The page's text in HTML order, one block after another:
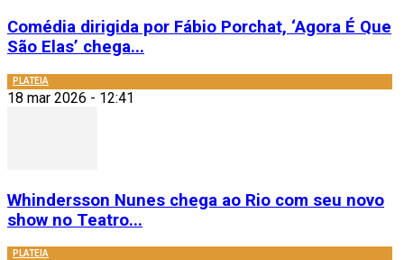
Comédia dirigida por Fábio Porchat, ‘Agora É Que
São Elas’ chega...
PLATEIA
18 mar 2026 - 12:41
Whindersson Nunes chega ao Rio com seu novo
show no Teatro...
PLATEIA